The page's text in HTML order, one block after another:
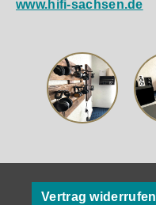
www.hifi-sachsen.de
Vertrag widerrufen